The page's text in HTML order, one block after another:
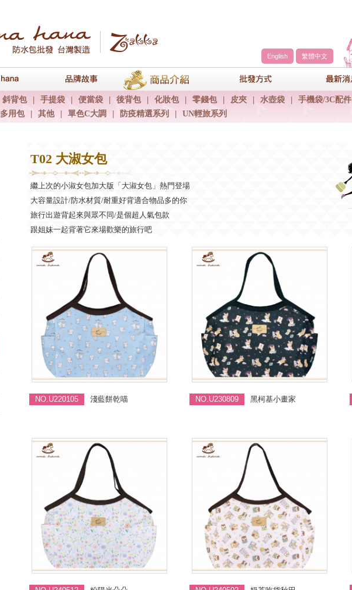
English 繁體中文
關於uma hana 品牌故事
斜背包 手提袋 便當袋 後背包 化妝包 零錢包 皮夾 水壺袋 手機袋/3C配件
多用包 其他 單色C大調 防疫精選系列 UN輕旅系列
包包批發方式
Products
T02 大淑女包
繼上次的小淑女包加大版「大淑女包」熱門登場
大容量設計/防水材質/耐重好背適合物品多的你
旅行出遊背起來與眾不同/是個超人氣包款
跟姐妹一起背著它來場歡樂的旅行吧
NO.U220105 淺藍餅乾喵 NO.U230809 黑柯基小畫家